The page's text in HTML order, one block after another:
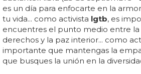
es un día para enfocarte en la
tu vida... como activista lgtb, es
encuentres el punto medio entre
derechos y la paz interior... como
importante que mantengas la
que busques la unión en la